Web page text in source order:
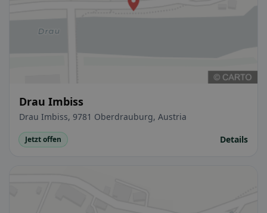
Drau Imbiss
Drau Imbiss, 9781 Oberdrauburg, Austria
Jetzt offen Details